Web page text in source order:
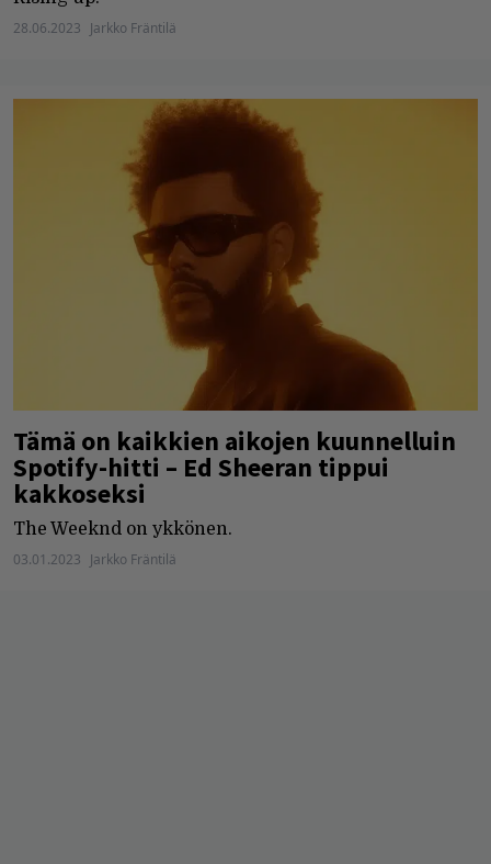
28.06.2023 Jarkko Fräntilä
Tämä on kaikkien aikojen kuunnelluin
Spotify-hitti – Ed Sheeran tippui
kakkoseksi
The Weeknd on ykkönen.
03.01.2023 Jarkko Fräntilä